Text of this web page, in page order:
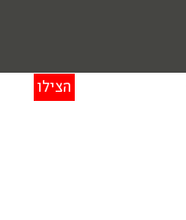
הצילו